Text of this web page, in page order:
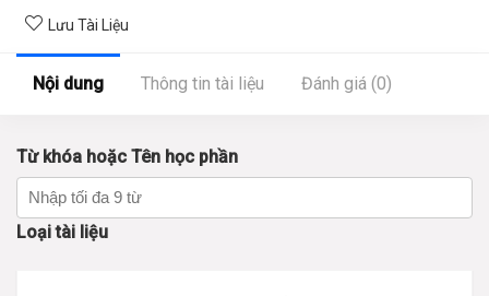
Lưu Tài Liệu
Nội dung Thông tin tài liệu Đánh giá (0)
Từ khóa hoặc Tên học phần
Loại tài liệu